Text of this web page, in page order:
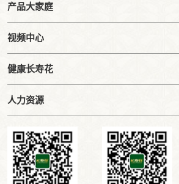
产品大家庭
视频中心
健康长寿花
人力资源